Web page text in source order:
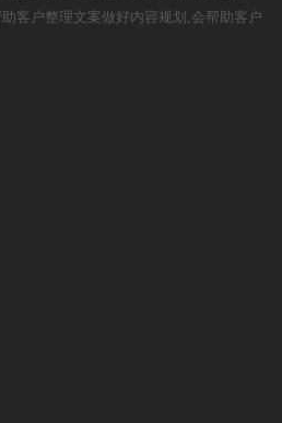
客户整理文案做好内容规划,会帮助客户